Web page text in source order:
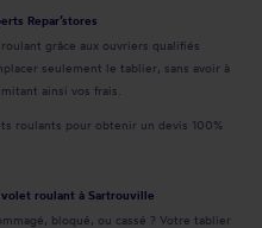
Repar’stores
grâce aux ouvriers qualifiés
seulement le tablier, sans avoir à
ainsi vos frais.
roulants pour obtenir un devis 100%
roulant à Sartrouville
bloqué, ou cassé ? Votre tablier